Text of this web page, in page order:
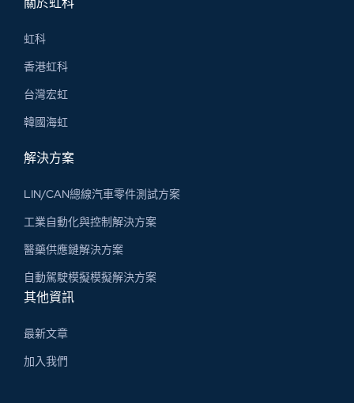
虹科
香港虹科
台灣宏虹
韓國海虹
解決方案
LIN/CAN總線汽車零件測試方案
工業自動化與控制解決方案
醫藥供應鏈解決方案
自動駕駛模擬模擬解決方案
其他資訊
最新文章
加入我們